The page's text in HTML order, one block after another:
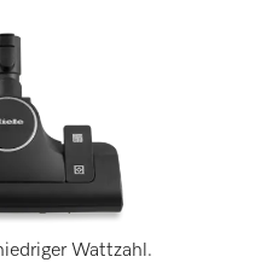
Wattzahl.